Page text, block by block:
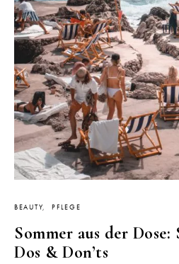
BEAUTY PFLEGE
Sommer aus der
Dos & Don’ts